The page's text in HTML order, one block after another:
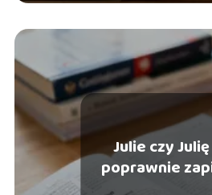
Julie czy
poprawnie